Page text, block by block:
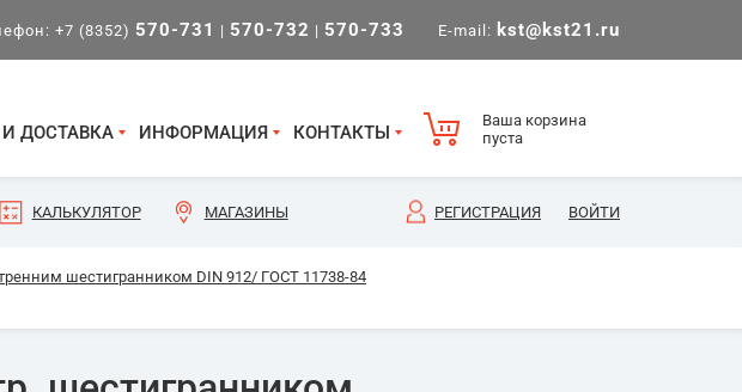
+7 (8352) 570-731 | 570-732 | 570-733 E-mail: kst@kst21.ru
ДОСТАВКА ИНФОРМАЦИЯ КОНТАКТЫ
Ваша корзина
пуста
КАЛЬКУЛЯТОР МАГАЗИНЫ РЕГИСТРАЦИЯ ВОЙТИ
шестигранником DIN 912/ ГОСТ 11738-84